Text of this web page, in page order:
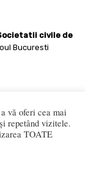
civile de
Bucuresti
2008 -
vă oferi cea mai
repetând vizitele.
TOATE